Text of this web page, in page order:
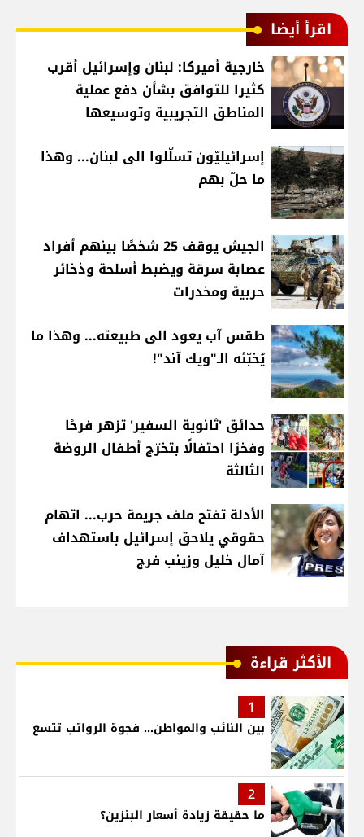
اقرأ أيضا
خارجية أميركا: لبنان وإسرائيل أقرب
كثيرا للتوافق بشأن دفع عملية
المناطق التجريبية وتوسيعها
إسرائيليّون تسلّلوا الى لبنان... وهذا
ما حلّ بهم
الجيش يوقف 25 شخصًا بينهم أفراد
عصابة سرقة ويضبط أسلحة وذخائر
حربية ومخدرات
طقس آب يعود الى طبيعته... وهذا ما
يُخبّئه الـ"ويك آند"!
حدائق 'ثانوية السفير' تزهر فرحًا
وفخرًا احتفالًا بتخرّج أطفال الروضة
الثالثة
الأدلة تفتح ملف جريمة حرب... اتهام
حقوقي يلاحق إسرائيل باستهداف
آمال خليل وزينب فرج
الأكثر قراءة
1
بين النائب والمواطن... فجوة الرواتب تتسع
2
ما حقيقة زيادة أسعار البنزين؟